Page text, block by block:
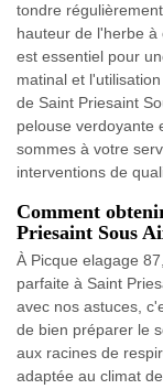
tondre
hauteur de l'herbe
est essentiel pour
matinal et
de Saint Priesaint
pelouse verdoyante
sommes à votre
interventions de
Comment
Priesaint Sous
À Picque elagage
parfaite à Saint
avec nos astuces,
de bien préparer le
aux racines de
adaptée au climat